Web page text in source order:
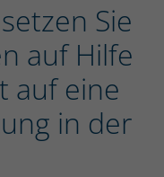
Sie
auf Hilfe
auf eine
in der